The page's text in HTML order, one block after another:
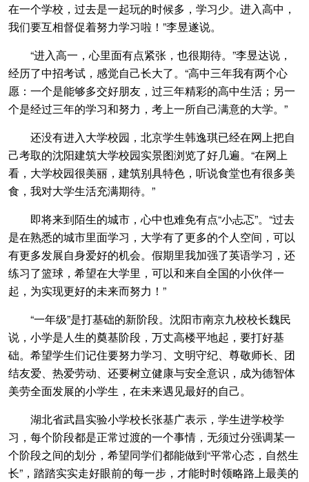
在一个学校，过去是一起玩的时候多，学习少。进入高中，
我们要互相督促着努力学习啦！”李昱遂说。
“进入高一，心里面有点紧张，也很期待。”李昱达说，
经历了中招考试，感觉自己长大了。“高中三年我有两个心
愿：一个是能够多交好朋友，过三年精彩的高中生活；另一
个是经过三年的学习和努力，考上一所自己满意的大学。”
还没有进入大学校园，北京学生韩逸琪已经在网上把自
己考取的沈阳建筑大学校园实景图浏览了好几遍。“在网上
看，大学校园很美丽，建筑别具特色，听说食堂也有很多美
食，我对大学生活充满期待。”
即将来到陌生的城市，心中也难免有点“小忐忑”。“过去
是在熟悉的城市里面学习，大学有了更多的个人空间，可以
有更多发展自身爱好的机会。假期里我加强了英语学习，还
练习了篮球，希望在大学里，可以和来自全国的小伙伴一
起，为实现更好的未来而努力！”
“一年级”是打基础的新阶段。沈阳市南京九校校长魏民
说，小学是人生的奠基阶段，万丈高楼平地起，要打好基
础。希望学生们记住要努力学习、文明守纪、尊敬师长、团
结友爱、热爱劳动、还要树立健康与安全意识，成为德智体
美劳全面发展的小学生，在未来遇见最好的自己。
湖北省武昌实验小学校长张基广表示，学生进学校学
习，每个阶段都是正常过渡的一个事情，无须过分强调某一
个阶段之间的划分，希望同学们都能做到“平常心态，自然生
长”，踏踏实实走好眼前的每一步，才能时时领略路上最美的